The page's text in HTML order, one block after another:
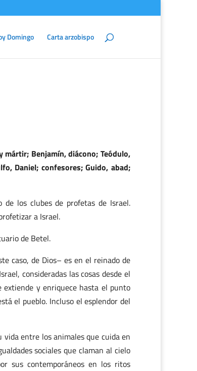
Domingo Carta arzobispo
Benjamín, diácono; Teódulo,
Daniel; confesores; Guido, abad;
los clubes de profetas de Israel.
a Israel.
de Betel.
caso, de Dios– es en el reinado de
consideradas las cosas desde el
y enriquece hasta el punto
el pueblo. Incluso el esplendor del
entre los animales que cuida en
sociales que claman al cielo
sus contemporáneos en los ritos